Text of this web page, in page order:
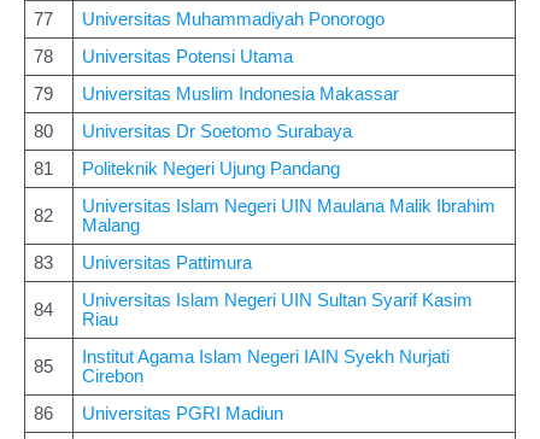
77
Universitas Muhammadiyah Ponorogo
78
Universitas Potensi Utama
79
Universitas Muslim Indonesia Makassar
80
Universitas Dr Soetomo Surabaya
81
Politeknik Negeri Ujung Pandang
82
Universitas Islam Negeri UIN Maulana Malik Ibrahim
Malang
83
Universitas Pattimura
84
Universitas Islam Negeri UIN Sultan Syarif Kasim
Riau
85
Institut Agama Islam Negeri IAIN Syekh Nurjati
Cirebon
86
Universitas PGRI Madiun